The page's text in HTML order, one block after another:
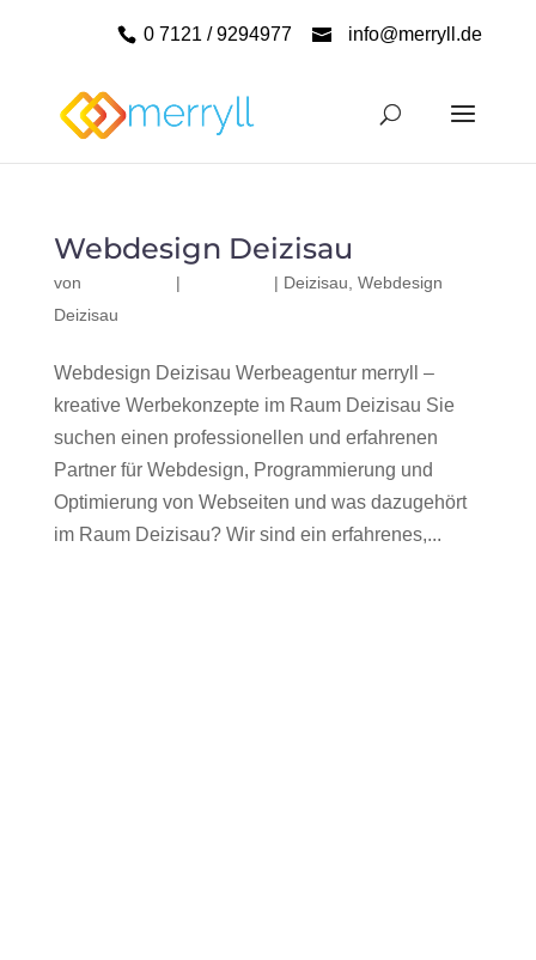
0 7121 / 9294977 info@merryll.de
Webdesign Deizisau
von | | Deizisau Webdesign
Deizisau
Webdesign Deizisau Werbeagentur merryll –
kreative Werbekonzepte im Raum Deizisau Sie
suchen einen professionellen und erfahrenen
Partner für Webdesign, Programmierung und
Optimierung von Webseiten und was dazugehört
im Raum Deizisau? Wir sind ein erfahrenes,...